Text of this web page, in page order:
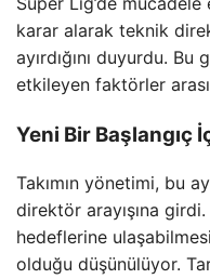
karar alarak teknik
ayırdığını duyurdu. Bu
etkileyen faktörler
Yeni Bir Başlangıç
Takımın yönetimi, bu
direktör arayışına
hedeflerine
olduğu düşünülüyor.